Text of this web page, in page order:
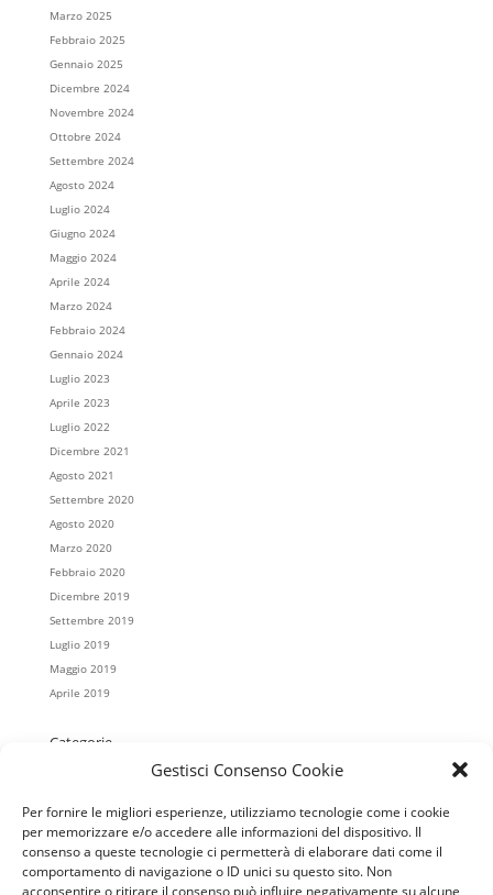
Gestisci Consenso Cookie
Per fornire le migliori esperienze, utilizziamo tecnologie come i cookie
per memorizzare e/o accedere alle informazioni del dispositivo. Il
consenso a queste tecnologie ci permetterà di elaborare dati come il
comportamento di navigazione o ID unici su questo sito. Non
acconsentire o ritirare il consenso può influire negativamente su alcune
Marzo 2025
Febbraio 2025
Gennaio 2025
Dicembre 2024
Novembre 2024
Ottobre 2024
Settembre 2024
Agosto 2024
Luglio 2024
Giugno 2024
Maggio 2024
Aprile 2024
Marzo 2024
Febbraio 2024
Gennaio 2024
Luglio 2023
Aprile 2023
Luglio 2022
Dicembre 2021
Agosto 2021
Settembre 2020
Agosto 2020
Marzo 2020
Febbraio 2020
Dicembre 2019
Settembre 2019
Luglio 2019
Maggio 2019
Aprile 2019
Categorie
Cristo Re
Mater Misericordiae
Regina Pacis
Salesiani